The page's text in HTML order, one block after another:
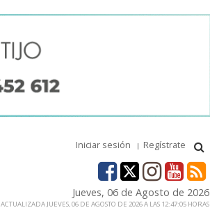
Iniciar sesión Regístrate
Jueves, 06 de Agosto de 2026
ACTUALIZADA JUEVES, 06 DE AGOSTO DE 2026 A LAS 12:47:05 HORAS